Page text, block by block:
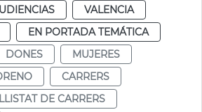
VALENCIA
EN PORTADA TEMÁTICA
DONES
MUJERES
CARRERS
LLISTAT DE CARRERS